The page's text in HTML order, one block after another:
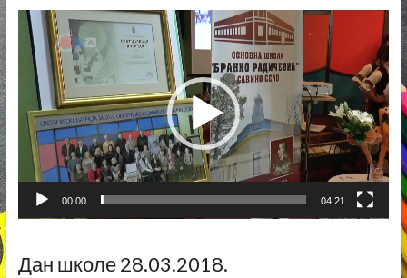
Прегледач
видео
записа
00:00 04:21
Дан школе 28.03.2018.